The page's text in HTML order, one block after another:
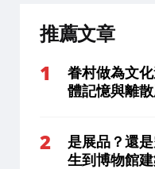
推薦文章
眷村做為文
體記憶與離
是展品？還
生到博物館